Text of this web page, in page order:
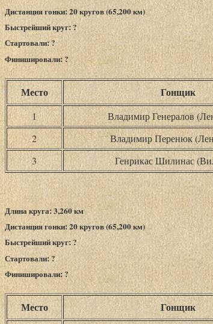
Дистанция гонки: 20 кругов (65,200 км)
Быстрейший круг: ?
Стартовали: ?
Финишировали: ?
Место Гонщик
1 Владимир Генералов
2
Владимир Перенюк
3
Генрикас Шилинас
Длина круга: 3,260 км
Дистанция гонки: 20 кругов (65,200 км)
Быстрейший круг: ?
Стартовали: ?
Финишировали: ?
Место Гонщик